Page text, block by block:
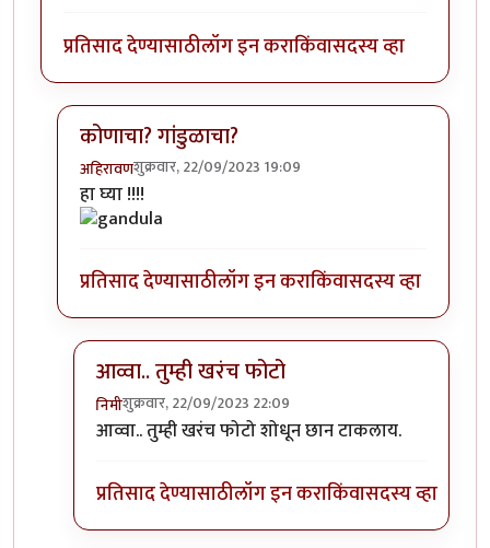
प्रतिसाद देण्यासाठीलॉग इन कराकिंवासदस्य व्हा
कोणाचा? गांडुळाचा?
अहिरावणशुक्रवार, 22/09/2023 19:09
In reply to
हा घ्या !!!!
प्रतिसाद देण्यासाठीलॉग इन कराकिंवासदस्य व्हा
आव्वा.. तुम्ही खरंच फोटो
निमीशुक्रवार, 22/09/2023 22:09
In reply toकोणाचा? गांडुळाचा?byअहिरावण
आव्वा.. तुम्ही खरंच फोटो शोधून छान टाकलाय.
प्रतिसाद देण्यासाठीलॉग इन कराकिंवासदस्य व्हा